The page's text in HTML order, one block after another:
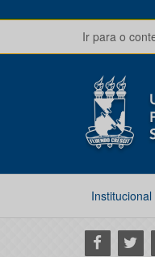
Ir para o
Institucional
Facebook
Twitter